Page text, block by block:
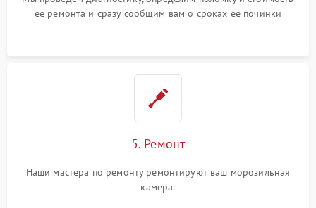
ее ремонта и сразу сообщим вам о сроках ее починки
5. Ремонт
Наши мастера по ремонту ремонтируют ваш морозильная
камера.